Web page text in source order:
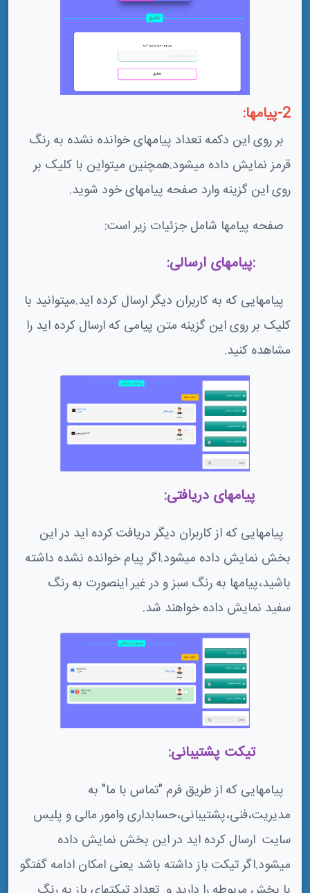
2-پیامها:
بر روی این دکمه تعداد پیامهای خوانده نشده به رنگ
قرمز نمایش داده میشود.همچنین میتواین با کلیک بر
روی این گزینه وارد صفحه پیامهای خود شوید.
صفحه پیامها شامل جزئیات زیر است:
پیامهایی که به کاربران دیگر ارسال کرده اید.میتوانید با
کلیک بر روی این گزینه متن پیامی که ارسال کرده اید را
مشاهده کنید.
پیامهایی که از کاربران دیگر دریافت کرده اید در این
بخش نمایش داده میشود.اگر پیام خوانده نشده داشته
باشید،پیامها به رنگ سبز و در غیر اینصورت به رنگ
سفید نمایش داده خواهند شد.
پیامهایی که از طریق فرم "تماس با ما" به
مدیریت،فنی،پشتیبانی،حسابداری وامور مالی و پلیس
سایت ارسال کرده اید در این بخش نمایش داده
میشود.اگر تیکت باز داشته باشد یعنی امکان ادامه گفتگو